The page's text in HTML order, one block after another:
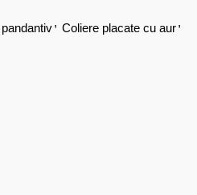
, Coliere placate cu aur,